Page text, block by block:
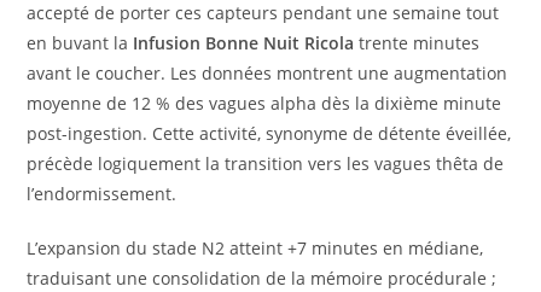
accepté de porter ces capteurs pendant une semaine tout
en buvant la Infusion Bonne Nuit Ricola trente minutes
avant le coucher. Les données montrent une augmentation
moyenne de 12 % des vagues alpha dès la dixième minute
post-ingestion. Cette activité, synonyme de détente éveillée,
précède logiquement la transition vers les vagues thêta de
l’endormissement.
L’expansion du stade N2 atteint +7 minutes en médiane,
traduisant une consolidation de la mémoire procédurale ;